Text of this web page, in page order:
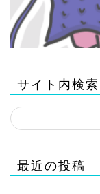
サイト内検索
最近の投稿